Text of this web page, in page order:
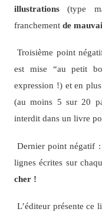
illustrations(type
franchement de
Troisième point
est mise “au petit
expression !) et en plus
(au moins 5 sur 20
interdit dans un livre
Dernier point négatif :
lignes écrites sur
cher !
L’éditeur présente ce